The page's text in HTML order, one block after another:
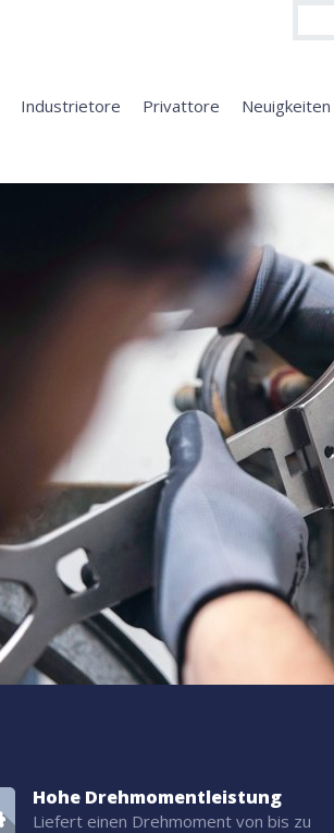
Industrietore Privattore Neuigkeiten
Hohe Drehmomentleistung
Liefert einen Drehmoment von bis zu